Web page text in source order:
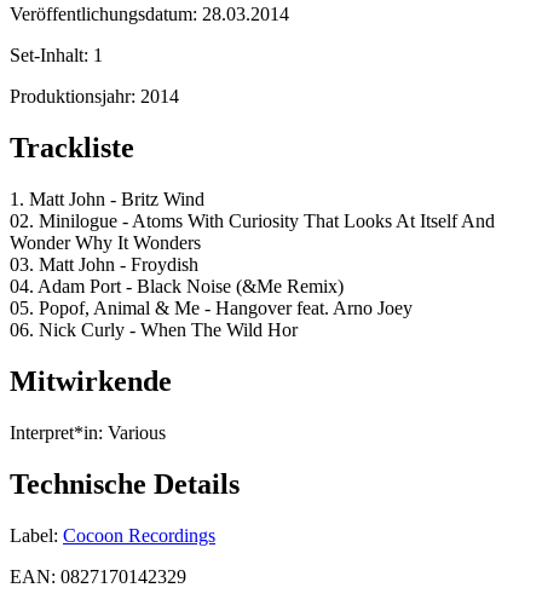
Veröffentlichungsdatum: 28.03.2014
Set-Inhalt: 1
Produktionsjahr: 2014
Trackliste
1. Matt John - Britz Wind
02. Minilogue - Atoms With Curiosity That Looks At Itself And
Wonder Why It Wonders
03. Matt John - Froydish
04. Adam Port - Black Noise (&Me Remix)
05. Popof, Animal & Me - Hangover feat. Arno Joey
06. Nick Curly - When The Wild Hor
Mitwirkende
Interpret*in: Various
Technische Details
Label: Cocoon Recordings
EAN: 0827170142329